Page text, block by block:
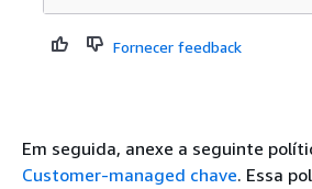
Fornecer feedback
Em seguida, anexe a seguinte
Customer-managed chave. Essa